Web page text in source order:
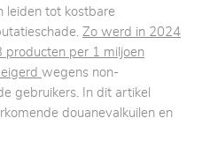
leiden tot kostbare
Zo werd in 2024
producten per 1 miljoen
wegens non-
gebruikers. In dit artikel
douanevalkuilen en